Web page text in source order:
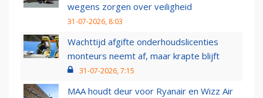
wegens zorgen over veiligheid
31-07-2026, 8:03
Wachttijd afgifte onderhoudslicenties
monteurs neemt af, maar krapte blijft
31-07-2026, 7:15
MAA houdt deur voor Ryanair en Wizz Air